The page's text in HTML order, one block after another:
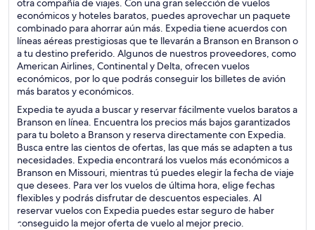
otra compañía de viajes. Con una gran selección de vuelos
económicos y hoteles baratos, puedes aprovechar un paquete
combinado para ahorrar aún más. Expedia tiene acuerdos con
líneas aéreas prestigiosas que te llevarán a Branson en Branson o
a tu destino preferido. Algunos de nuestros proveedores, como
American Airlines, Continental y Delta, ofrecen vuelos
económicos, por lo que podrás conseguir los billetes de avión
más baratos y económicos.
Expedia te ayuda a buscar y reservar fácilmente vuelos baratos a
Branson en línea. Encuentra los precios más bajos garantizados
para tu boleto a Branson y reserva directamente con Expedia.
Busca entre las cientos de ofertas, las que más se adapten a tus
necesidades. Expedia encontrará los vuelos más económicos a
Branson en Missouri, mientras tú puedes elegir la fecha de viaje
que desees. Para ver los vuelos de última hora, elige fechas
flexibles y podrás disfrutar de descuentos especiales. Al
reservar vuelos con Expedia puedes estar seguro de haber
conseguido la mejor oferta de vuelo al mejor precio.